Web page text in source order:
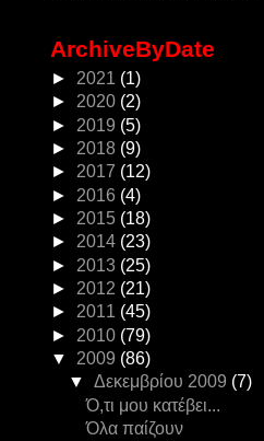
ArchiveByDate
► 2021 (1)
► 2020 (2)
► 2019 (5)
► 2018 (9)
► 2017 (12)
► 2016 (4)
► 2015 (18)
► 2014 (23)
► 2013 (25)
► 2012 (21)
► 2011 (45)
► 2010 (79)
▼ 2009 (86)
▼ Δεκεμβρίου 2009 (7)
Ό,τι μου κατέβει...
Όλα παίζουν